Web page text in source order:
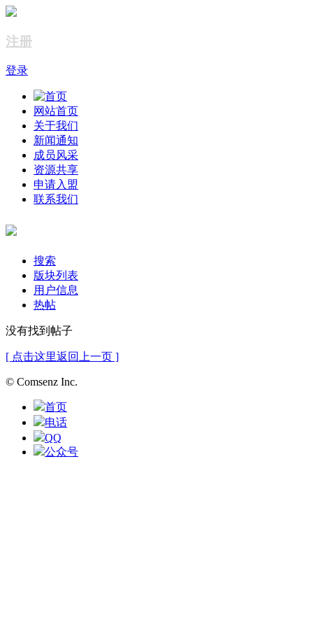
注册
登录
网站首页
关于我们
新闻通知
成员风采
资源共享
申请入盟
联系我们
搜索
版块列表
用户信息
热帖
没有找到帖子
[ 点击这里返回上一页 ]
© Comsenz Inc.
首页
电话
QQ
公众号